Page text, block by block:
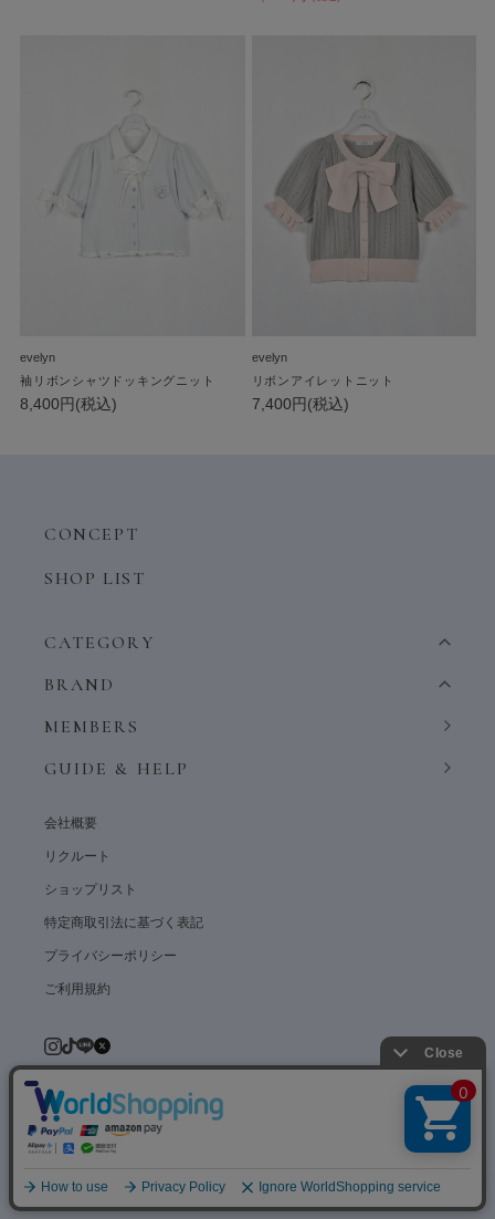
evelyn
袖リボンシャツドッキングニット
8,400円(税込)
evelyn
リボンアイレットニット
7,400円(税込)
CONCEPT
SHOP LIST
CATEGORY
BRAND
MEMBERS
GUIDE & HELP
会社概要
リクルート
ショップリスト
特定商取引法に基づく表記
プライバシーポリシー
ご利用規約
© weardept co.,ltd. All rights reserved.